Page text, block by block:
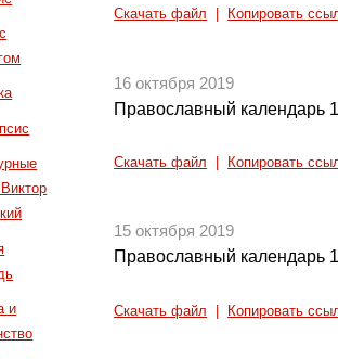
и
Скачать файл Копировать
16 октября 2019
Православный календарь
Скачать файл Копировать
15 октября 2019
Православный календарь
Скачать файл Копировать